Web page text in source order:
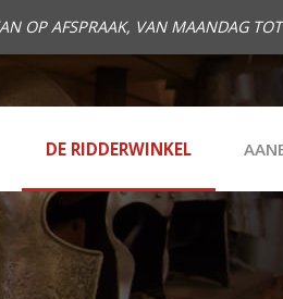
OP AFSPRAAK, VAN MAANDAG
DE RIDDERWINKEL